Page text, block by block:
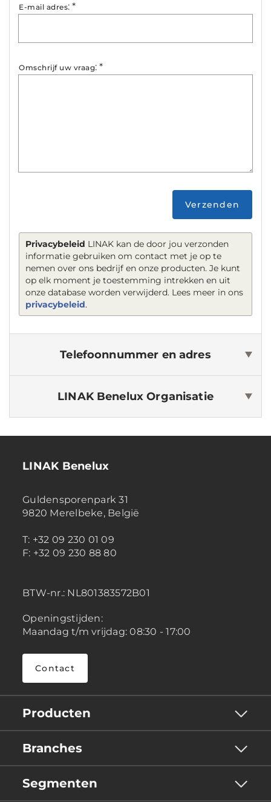
E-mail adres: *
Omschrijf uw vraag: *
Verzenden
Privacybeleid LINAK kan de door jou verzonden
informatie gebruiken om contact met je op te
nemen over ons bedrijf en onze producten. Je kunt
op elk moment je toestemming intrekken en uit
onze database worden verwijderd. Lees meer in ons
privacybeleid.
Telefoonnummer en adres
LINAK BeneluxOrganisatie
LINAK Benelux
Guldensporenpark 31
9820 Merelbeke, België
T: +32 09 230 01 09
F: +32 09 230 88 80
BTW-nr.: NL801383572B01
Openingstijden:
Maandag t/m vrijdag: 08:30 - 17:00
Contact
Producten
Branches
Segmenten